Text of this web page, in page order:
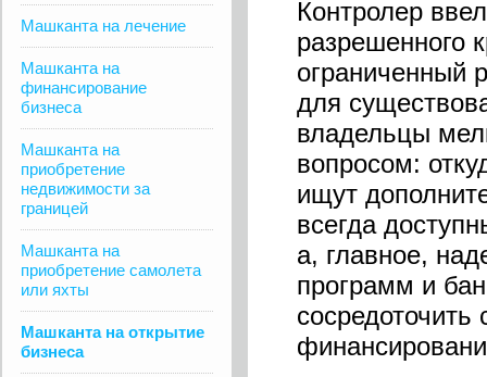
Машканта на лечение
Машканта на
финансирование
бизнеса
Машканта на
приобретение
недвижимости за
границей
Машканта на
приобретение самолета
или яхты
Машканта на открытие
бизнеса
Контролер
разрешенного
ограниченный
для
владельцы
вопросом:
ищут
всегда
а, главное,
программ и